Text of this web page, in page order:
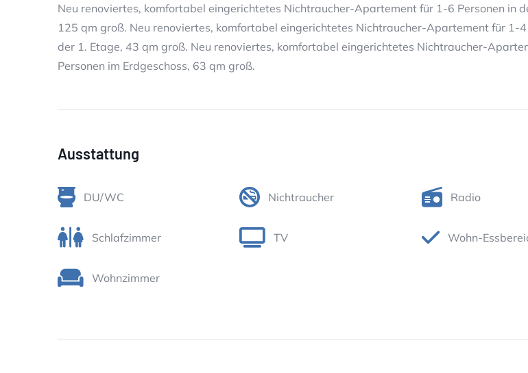
Neu renoviertes, komfortabel eingerichtetes Nichtraucher-Apartement für 1-6 Personen in
125 qm groß. Neu renoviertes, komfortabel eingerichtetes Nichtraucher-Apartement für 1-4
der 1. Etage, 43 qm groß. Neu renoviertes, komfortabel eingerichtetes Nichtraucher-
Personen im Erdgeschoss, 63 qm groß.
Ausstattung
DU/WC Nichtraucher Radio
Schlafzimmer TV Wohn-
Wohnzimmer